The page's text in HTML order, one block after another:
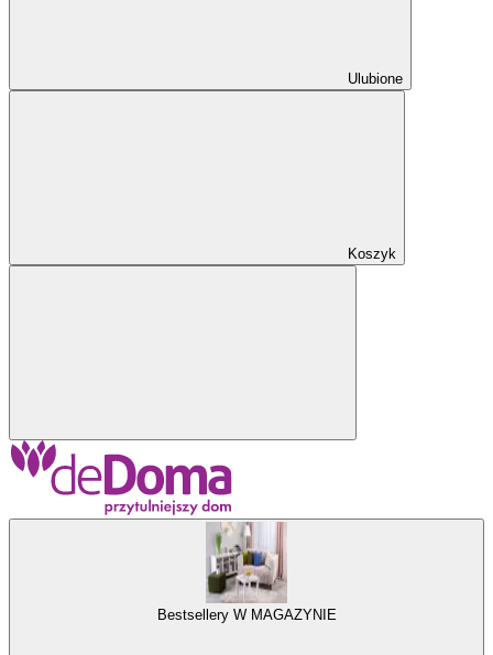
Ulubione
Koszyk
Bestsellery W MAGAZYNIE